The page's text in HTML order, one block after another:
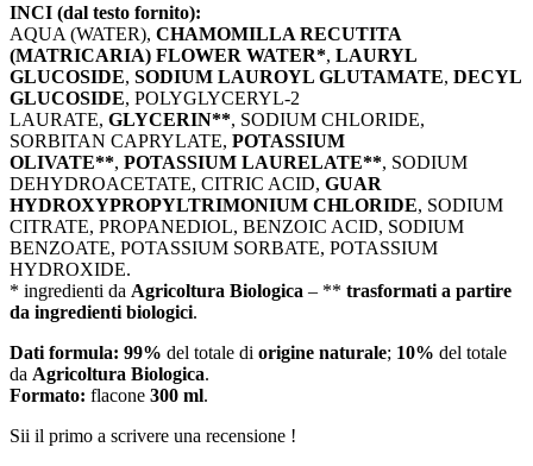
INCI (dal testo fornito):
AQUA (WATER), CHAMOMILLA RECUTITA
(MATRICARIA) FLOWER WATER*, LAURYL
GLUCOSIDE, SODIUM LAUROYL GLUTAMATE, DECYL
GLUCOSIDE, POLYGLYCERYL-2
LAURATE, GLYCERIN**, SODIUM CHLORIDE,
SORBITAN CAPRYLATE, POTASSIUM
OLIVATE**, POTASSIUM LAURELATE**, SODIUM
DEHYDROACETATE, CITRIC ACID, GUAR
HYDROXYPROPYLTRIMONIUM CHLORIDE, SODIUM
CITRATE, PROPANEDIOL, BENZOIC ACID, SODIUM
BENZOATE, POTASSIUM SORBATE, POTASSIUM
HYDROXIDE.
* ingredienti da Agricoltura Biologica – ** trasformati a partire
da ingredienti biologici.
Dati formula: 99% del totale di origine naturale; 10% del totale
da Agricoltura Biologica.
Formato: flacone 300 ml.
Sii il primo a scrivere una recensione !